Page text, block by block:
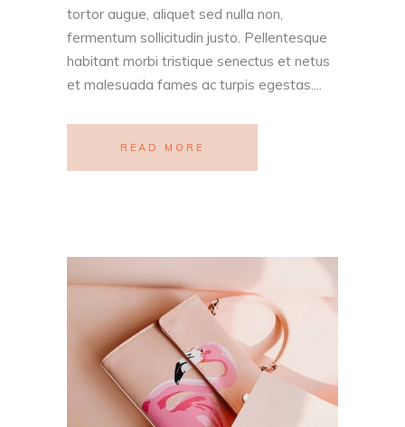
tortor augue, aliquet sed nulla non,
fermentum sollicitudin justo. Pellentesque
habitant morbi tristique senectus et netus
et malesuada fames ac turpis egestas....
READ MORE